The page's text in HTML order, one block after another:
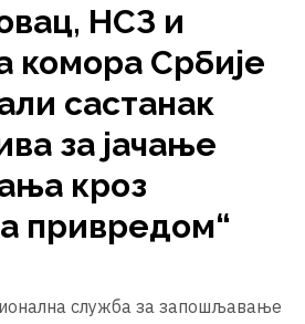
НСЗ и
комора Србије
састанак
за јачање
кроз
привредом“
служба за запошљавање